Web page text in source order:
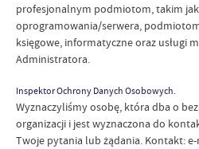
profesjonalnym podmiotom, takim
oprogramowania/serwera,
księgowe, informatyczne oraz usługi
Administratora.
Inspektor Ochrony Danych Osobowych.
Wyznaczyliśmy osobę, która dba o
organizacji i jest wyznaczona do
Twoje pytania lub żądania. Kontakt: